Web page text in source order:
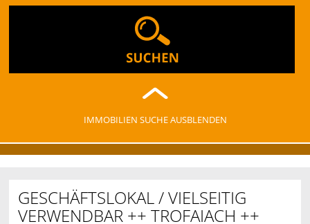
IMMOBILIEN SUCHE AUSBLENDEN
GESCHÄFTSLOKAL / VIELSEITIG
VERWENDBAR ++ TROFAIACH ++